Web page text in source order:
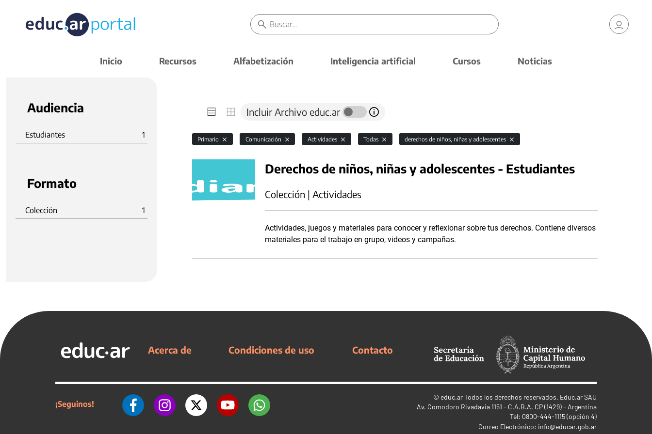
Inicio Recursos Alfabetización Inteligencia artificial Cursos Noticias
Audiencia
Estudiantes 1
Formato
Colección 1
Incluir Archivo educ.ar
Primario Comunicación Actividades Todas derechos de niños, niñas y adolescentes
Derechos de niños, niñas y adolescentes - Estudiantes
Colección | Actividades
Actividades, juegos y materiales para conocer y reflexionar sobre tus derechos. Contiene diversos
materiales para el trabajo en grupo, videos y campañas.
Acerca de Condiciones de uso Contacto
¡Seguinos!
© educ.arTodos los derechos reservados. Educ.ar SAU
Av. Comodoro Rivadavia 1151 - C.A.B.A. CP (1429) - Argentina
Tel: 0800-444-1115 (opción 4)
Correo Electrónico: info@educar.gob.ar